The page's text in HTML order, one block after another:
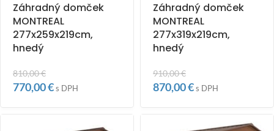
Záhradný domček
MONTREAL
277x259x219cm,
hnedý
810,00€
770,00€s DPH
Záhradný domček
MONTREAL
277x319x219cm,
hnedý
910,00€
870,00€s DPH